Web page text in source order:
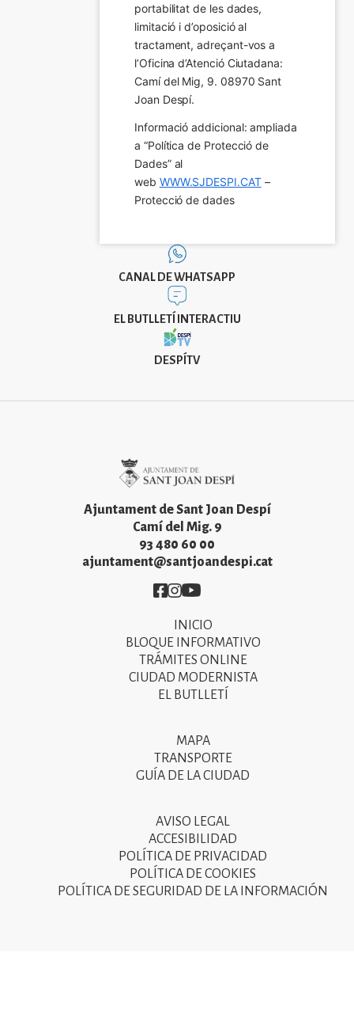
portabilitat de les dades,
limitació i d’oposició al
tractament, adreçant-vos a
l’Oficina d’Atenció Ciutadana:
Camí del Mig, 9. 08970 Sant
Joan Despí.
Informació addicional: ampliada
a “Política de Protecció de
Dades” al
web WWW.SJDESPI.CAT –
Protecció de dades
CANAL DE WHATSAPP
EL BUTLLETÍ INTERACTIU
DESPÍTV
Ajuntament de Sant Joan Despí
Camí del Mig. 9
93 480 60 00
ajuntament@santjoandespi.cat
Imatge
Imatge
Imatge
INICIO
BLOQUE INFORMATIVO
TRÁMITES ONLINE
CIUDAD MODERNISTA
EL BUTLLETÍ
MAPA
TRANSPORTE
GUÍA DE LA CIUDAD
AVISO LEGAL
ACCESIBILIDAD
POLÍTICA DE PRIVACIDAD
POLÍTICA DE COOKIES
POLÍTICA DE SEGURIDAD DE LA INFORMACIÓN